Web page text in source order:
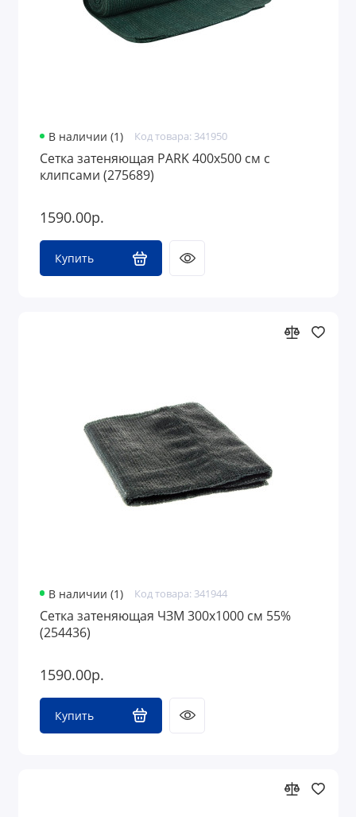
В наличии (1) Код товара: 341950
Сетка затеняющая PARK 400х500 см с
клипсами (275689)
1590.00р.
Купить
В наличии (1) Код товара: 341944
Сетка затеняющая ЧЗМ 300х1000 см 55%
(254436)
1590.00р.
Купить